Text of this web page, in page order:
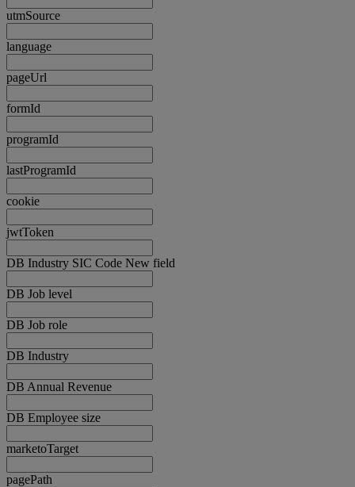
utmSource
language
pageUrl
formId
programId
lastProgramId
cookie
jwtToken
DB Industry SIC Code New field
DB Job level
DB Job role
DB Industry
DB Annual Revenue
DB Employee size
marketoTarget
pagePath